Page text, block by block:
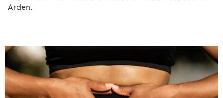
Arden.